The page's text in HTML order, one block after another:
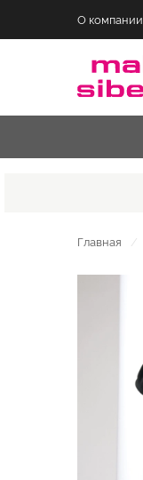
О компании
Главная